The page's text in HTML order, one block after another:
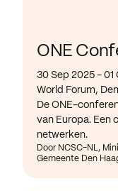
ONE
30 Sep 2025 - 01
World Forum,
De ONE-
van Europa. Een
netwerken.
Door NCSC-NL,
Gemeente Den